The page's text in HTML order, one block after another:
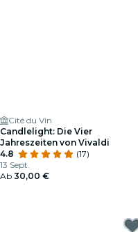
Cité du Vin
Candlelight: Die Vier
Jahreszeiten von Vivaldi
4.8
(17)
13 Sept.
Ab 30,00 €